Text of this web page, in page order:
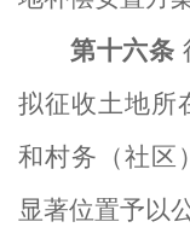
第十六条
拟征收土地所
和村务（社区
显著位置予以